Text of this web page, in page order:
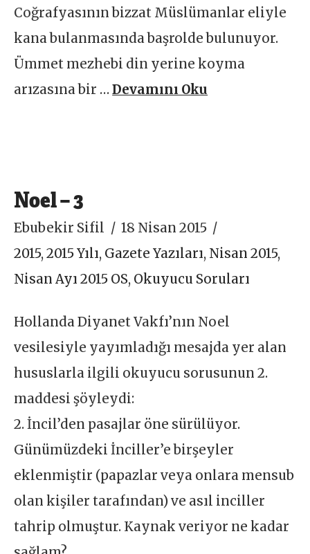
Coğrafyasının bizzat Müslümanlar eliyle
kana bulanmasında başrolde bulunuyor.
Ümmet mezhebi din yerine koyma
arızasına bir …Devamını Oku
Noel – 3
Ebubekir Sifil
18 Nisan 2015
2015,2015 Yılı, Gazete Yazıları, Nisan 2015,
Nisan Ayı 2015 OS, Okuyucu Soruları
Hollanda Diyanet Vakfı’nın Noel
vesilesiyle yayımladığı mesajda yer alan
hususlarla ilgili okuyucu sorusunun 2.
maddesi şöyleydi:
2. İncil’den pasajlar öne sürülüyor.
Günümüzdeki İnciller’e birşeyler
eklenmiştir (papazlar veya onlara mensub
olan kişiler tarafından) ve asıl inciller
tahrip olmuştur. Kaynak veriyor ne kadar